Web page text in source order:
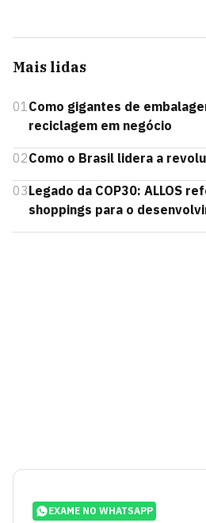
Mais lidas
01Como gigantes de
reciclagem em negócio
02Como o Brasil lidera a
03Legado da COP30: ALLOS
shoppings para o
EXAME NO WHATSAPP